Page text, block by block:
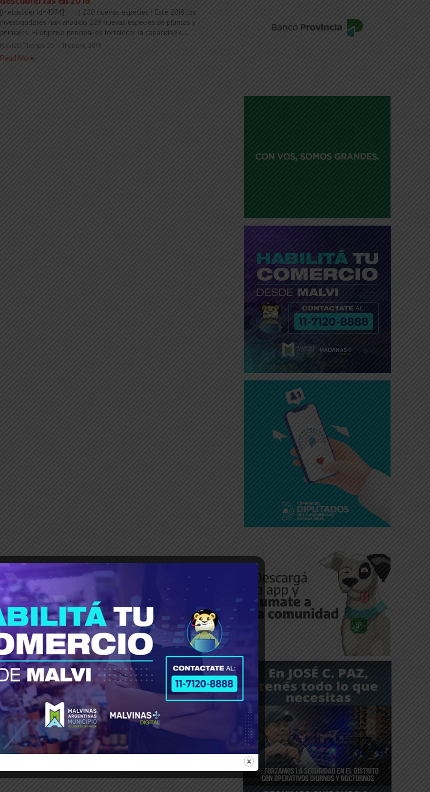
[metaslider id=4374] | 200 nuevas especies | Este 2018 los
investigadores han añadido 229 nuevas especies de plantas y
animales. El objetivo principal es fortalecer la capacidad d...
Revista Tiempo 30 11 enero, 2019
Read More